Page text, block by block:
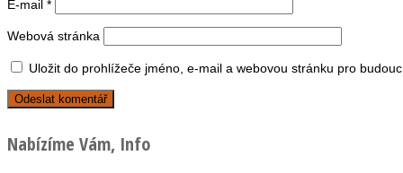
E-mail *
Webová stránka
Uložit do prohlížeče jméno, e-mail a webovou stránku pro
Nabízíme Vám, Info